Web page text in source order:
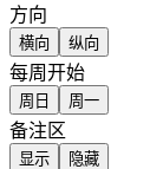
方向
横向 纵向
每周开始
周日 周一
备注区
显示 隐藏